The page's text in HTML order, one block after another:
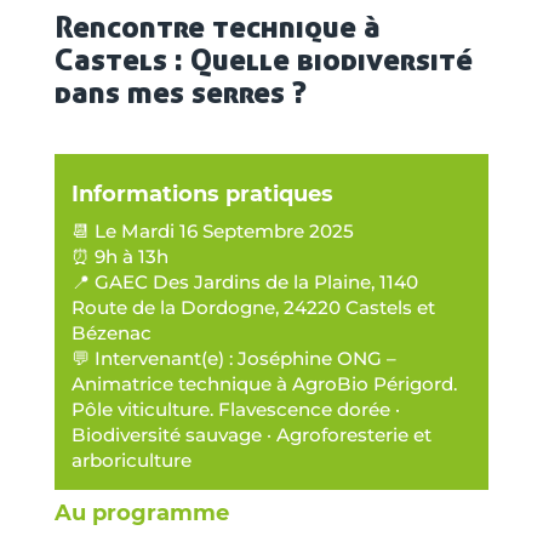
Rencontre technique à
Castels : Quelle biodiversité
dans mes serres ?
Informations pratiques
📆 Le Mardi 16 Septembre 2025
⏰ 9h à 13h
📍 GAEC Des Jardins de la Plaine, 1140
Route de la Dordogne, 24220 Castels et
Bézenac
💬 Intervenant(e) : Joséphine ONG –
Animatrice technique à AgroBio Périgord.
Pôle viticulture. Flavescence dorée ·
Biodiversité sauvage · Agroforesterie et
arboriculture
Au programme